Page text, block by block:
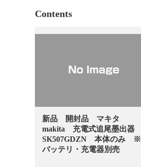
Contents
新品 開封品 マキタ
makita 充電式追尾墨出器
SK507GDZN 本体のみ ※
バッテリ・充電器別売